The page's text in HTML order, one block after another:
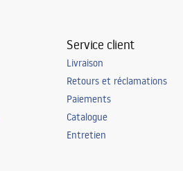
Service client
Livraison
Retours et réclamations
Paiements
Catalogue
Entretien